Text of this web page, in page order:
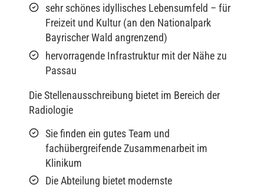
sehr schönes idyllisches Lebensumfeld – für
Freizeit und Kultur (an den Nationalpark
Bayrischer Wald angrenzend)
hervorragende Infrastruktur mit der Nähe zu
Passau
Die Stellenausschreibung bietet im Bereich der
Radiologie
Sie finden ein gutes Team und
fachübergreifende Zusammenarbeit im
Klinikum
Die Abteilung bietet modernste